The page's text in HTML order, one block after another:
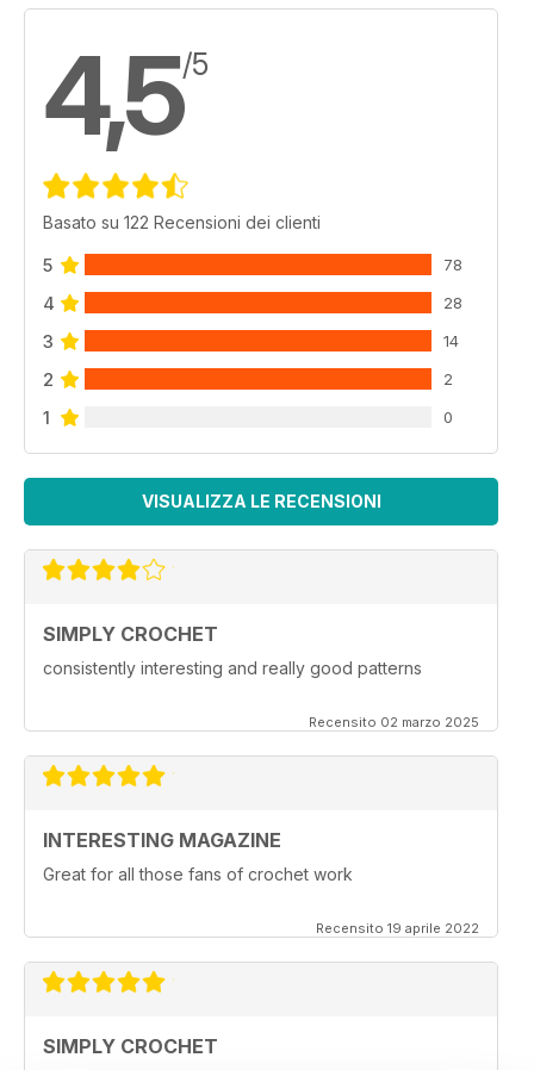
4,5/5
Basato su 122 Recensioni dei clienti
5 78
4 28
3 14
2 2
1 0
VISUALIZZA LE RECENSIONI
SIMPLY CROCHET
consistently interesting and really good patterns
Recensito 02 marzo 2025
INTERESTING MAGAZINE
Great for all those fans of crochet work
Recensito 19 aprile 2022
SIMPLY CROCHET